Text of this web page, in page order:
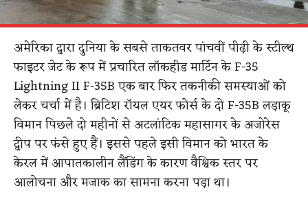
अमेरिका द्वारा दुनिया के सबसे ताकतवर पांचवीं पीढ़ी के स्टील्थ
फाइटर जेट के रूप में प्रचारित लॉकहीड मार्टिन के F-35
Lightning II F-35B एक बार फिर तकनीकी समस्याओं को
लेकर चर्चा में है। ब्रिटिश रॉयल एयर फोर्स के दो F-35B लड़ाकू
विमान पिछले दो महीनों से अटलांटिक महासागर के अजोरेस
द्वीप पर फंसे हुए हैं। इससे पहले इसी विमान को भारत के
केरल में आपातकालीन लैंडिंग के कारण वैश्विक स्तर पर
आलोचना और मजाक का सामना करना पड़ा था।